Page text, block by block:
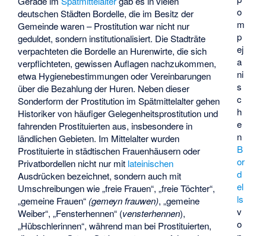
o
m
p
ej
a
ni
s
c
h
e
n
B
or
d
el
ls
v
o
deutschen Städten Bordelle, die im Besitz der
Gemeinde waren – Prostitution war nicht nur
geduldet, sondern institutionalisiert. Die Stadträte
verpachteten die Bordelle an Hurenwirte, die sich
verpflichteten, gewissen Auflagen nachzukommen,
etwa Hygienebestimmungen oder Vereinbarungen
über die Bezahlung der Huren. Neben dieser
Sonderform der Prostitution im Spätmittelalter gehen
Historiker von häufiger Gelegenheitsprostitution und
fahrenden Prostituierten aus, insbesondere in
ländlichen Gebieten. Im Mittelalter wurden
Prostituierte in städtischen Frauenhäusern oder
Privatbordellen nicht nur mit lateinischen
Ausdrücken bezeichnet, sondern auch mit
Umschreibungen wie „freie Frauen“, „freie Töchter“,
„gemeine Frauen“ (gemeyn frauwen), „gemeine
Weiber“, „Fensterhennen“ (vensterhennen),
„Hübschlerinnen“, während man bei Prostituierten,